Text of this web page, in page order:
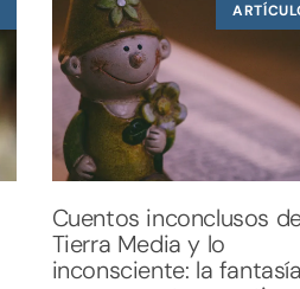
Cuentos inconclusos
Tierra Media y lo
inconsciente: la fantasía